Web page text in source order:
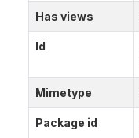
Has views
Id
Mimetype
Package id